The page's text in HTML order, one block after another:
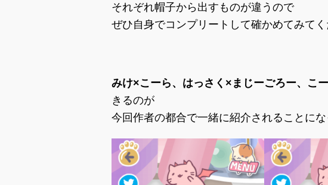
それぞれ帽子から出すものが違うので
ぜひ自身でコンプリートして確かめてみてく
みけ×こーら、はっさく×まじーごろー、こ
きるのが
今回作者の都合で一緒に紹介されることにな